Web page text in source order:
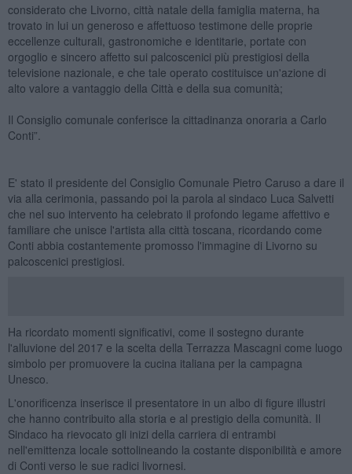
considerato che Livorno, città natale della famiglia materna, ha
trovato in lui un generoso e affettuoso testimone delle proprie
eccellenze culturali, gastronomiche e identitarie, portate con
orgoglio e sincero affetto sui palcoscenici più prestigiosi della
televisione nazionale, e che tale operato costituisce un'azione di
alto valore a vantaggio della Città e della sua comunità;
Il Consiglio comunale conferisce la cittadinanza onoraria a Carlo
Conti”.
E' stato il presidente del Consiglio Comunale Pietro Caruso a dare il
via alla cerimonia, passando poi la parola al sindaco Luca Salvetti
che nel suo intervento ha celebrato il profondo legame affettivo e
familiare che unisce l'artista alla città toscana, ricordando come
Conti abbia costantemente promosso l'immagine di Livorno su
palcoscenici prestigiosi.
Ha ricordato momenti significativi, come il sostegno durante
l'alluvione del 2017 e la scelta della Terrazza Mascagni come luogo
simbolo per promuovere la cucina italiana per la campagna
Unesco.
L'onorificenza inserisce il presentatore in un albo di figure illustri
che hanno contribuito alla storia e al prestigio della comunità. Il
Sindaco ha rievocato gli inizi della carriera di entrambi
nell'emittenza locale sottolineando la costante disponibilità e amore
di Conti verso le sue radici livornesi.